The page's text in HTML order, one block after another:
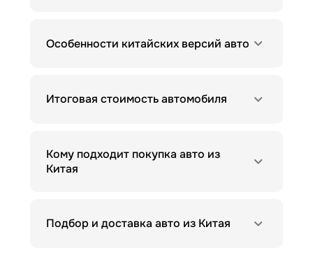
Особенности китайских версий авто
Итоговая стоимость автомобиля
Кому подходит покупка авто из
Китая
Подбор и доставка авто из Китая